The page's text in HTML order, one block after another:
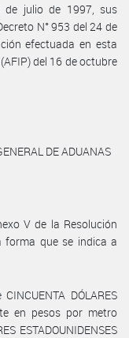
de julio de 1997, sus
N° 953 del 24 de
efectuada en esta
del 16 de octubre
DE ADUANAS
V de la Resolución
forma que se indica a
DÓLARES
en pesos por metro
ESTADOUNIDENSES